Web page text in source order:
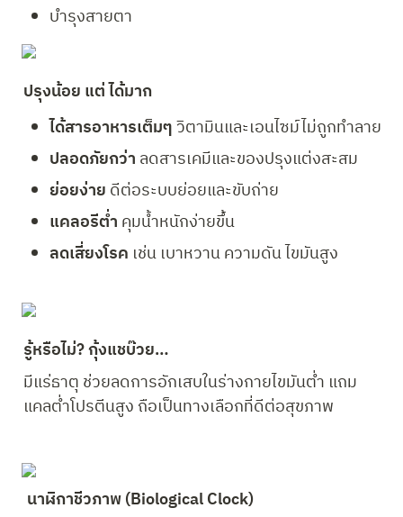
บำรุงสายตา
ปรุงน้อย แต่ ได้มาก
ได้สารอาหารเต็มๆ วิตามินและเอนไซม์ไม่ถูกทำลาย
ปลอดภัยกว่า ลดสารเคมีและของปรุงแต่งสะสม
ย่อยง่าย ดีต่อระบบย่อยและขับถ่าย
แคลอรีต่ำ คุมน้ำหนักง่ายขึ้น
ลดเสี่ยงโรค เช่น เบาหวาน ความดัน ไขมันสูง
รู้หรือไม่? กุ้งแชบ๊วย…
มีแร่ธาตุ ช่วยลดการอักเสบในร่างกายไขมันต่ำ แถม
แคลต่ำโปรตีนสูง ถือเป็นทางเลือกที่ดีต่อสุขภาพ
นาฬิกาชีวภาพ (Biological Clock)